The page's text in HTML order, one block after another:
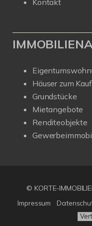
Kontakt
Häuser zum Kauf
Grundstücke
Mietangebote
Renditeobjekte
© KORTE-
Impressum